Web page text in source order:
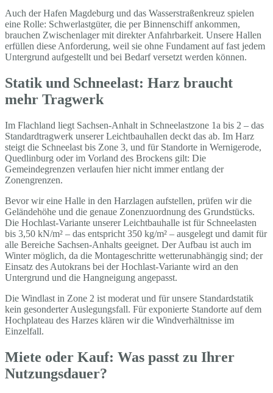
Auch der Hafen Magdeburg und das Wasserstraßenkreuz spielen
eine Rolle: Schwerlastgüter, die per Binnenschiff ankommen,
brauchen Zwischenlager mit direkter Anfahrbarkeit. Unsere Hallen
erfüllen diese Anforderung, weil sie ohne Fundament auf fast jedem
Untergrund aufgestellt und bei Bedarf versetzt werden können.
Statik und Schneelast: Harz braucht
mehr Tragwerk
Im Flachland liegt Sachsen-Anhalt in Schneelastzone 1a bis 2 – das
Standardtragwerk unserer Leichtbauhallen deckt das ab. Im Harz
steigt die Schneelast bis Zone 3, und für Standorte in Wernigerode,
Quedlinburg oder im Vorland des Brockens gilt: Die
Gemeindegrenzen verlaufen hier nicht immer entlang der
Zonengrenzen.
Bevor wir eine Halle in den Harzlagen aufstellen, prüfen wir die
Geländehöhe und die genaue Zonenzuordnung des Grundstücks.
Die Hochlast-Variante unserer Leichtbauhalle ist für Schneelasten
bis 3,50 kN/m² – das entspricht 350 kg/m² – ausgelegt und damit für
alle Bereiche Sachsen-Anhalts geeignet. Der Aufbau ist auch im
Winter möglich, da die Montageschritte wetterunabhängig sind; der
Einsatz des Autokrans bei der Hochlast-Variante wird an den
Untergrund und die Hangneigung angepasst.
Die Windlast in Zone 2 ist moderat und für unsere Standardstatik
kein gesonderter Auslegungsfall. Für exponierte Standorte auf dem
Hochplateau des Harzes klären wir die Windverhältnisse im
Einzelfall.
Miete oder Kauf: Was passt zu Ihrer
Nutzungsdauer?